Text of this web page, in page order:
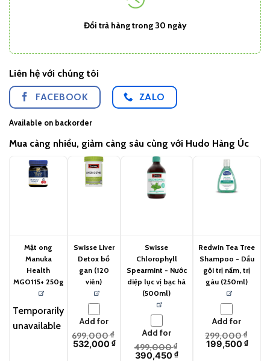
Đổi trả hàng trong 30 ngày
Liên hệ với chúng tôi
FACEBOOK ZALO
Available on backorder
Mua càng nhiều, giảm càng sâu cùng với Hudo Hàng Úc
Mật ong
Manuka
Health
MGO115+ 250g
Temporarily
unavailable
Swisse Liver
Detox bổ
gan (120
viên)
Add for
699,000₫
532,000₫
Swisse
Chlorophyll
Spearmint - Nước
diệp lục vị bạc hà
(500ml)
Add for
499,000₫
390,450₫
Redwin Tea Tree
Shampoo - Dầu
gội trị nấm, trị
gàu (250ml)
Add for
299,000₫
199,500₫